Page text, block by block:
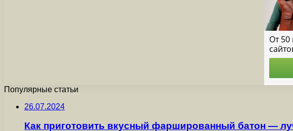
Популярные статьи
26.07.2024
Как приготовить вкусный фаршированный батон —